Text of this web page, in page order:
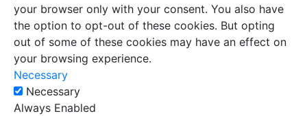
your browser only with your consent. You also have
the option to opt-out of these cookies. But opting
out of some of these cookies may have an effect on
your browsing experience.
Necessary
Necessary
Always Enabled